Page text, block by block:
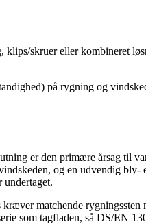
skruer eller kombineret
på rygning og
er den primære årsag til
og en udvendig
matchende
som tagfladen, så DS/EN